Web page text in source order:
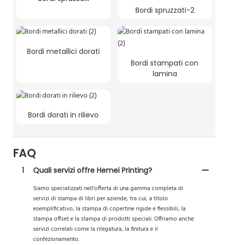
Bordi spruzzati-2
Bordi metallici dorati
Bordi stampati con
lamina
Bordi dorati in rilievo
FAQ
1
Quali servizi offre Hemei Printing?
Siamo specializzati nell'offerta di una gamma completa di
servizi di stampa di libri per aziende, tra cui, a titolo
esemplificativo, la stampa di copertine rigide e flessibili, la
stampa offset e la stampa di prodotti speciali. Offriamo anche
servizi correlati come la rilegatura, la finitura e il
confezionamento.